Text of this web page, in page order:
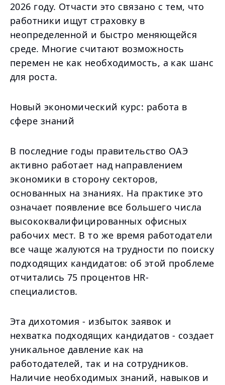
2026 году. Отчасти это связано с тем, что
работники ищут страховку в
неопределенной и быстро меняющейся
среде. Многие считают возможность
перемен не как необходимость, а как шанс
для роста.
Новый экономический курс: работа в
сфере знаний
В последние годы правительство ОАЭ
активно работает над направлением
экономики в сторону секторов,
основанных на знаниях. На практике это
означает появление все большего числа
высококвалифицированных офисных
рабочих мест. В то же время работодатели
все чаще жалуются на трудности по поиску
подходящих кандидатов: об этой проблеме
отчитались 75 процентов HR-
специалистов.
Эта дихотомия - избыток заявок и
нехватка подходящих кандидатов - создает
уникальное давление как на
работодателей, так и на сотрудников.
Наличие необходимых знаний, навыков и